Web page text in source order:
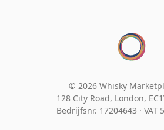
© 2026 Whisky
128 City Road, London,
Bedrijfsnr. 17204643 · VAT